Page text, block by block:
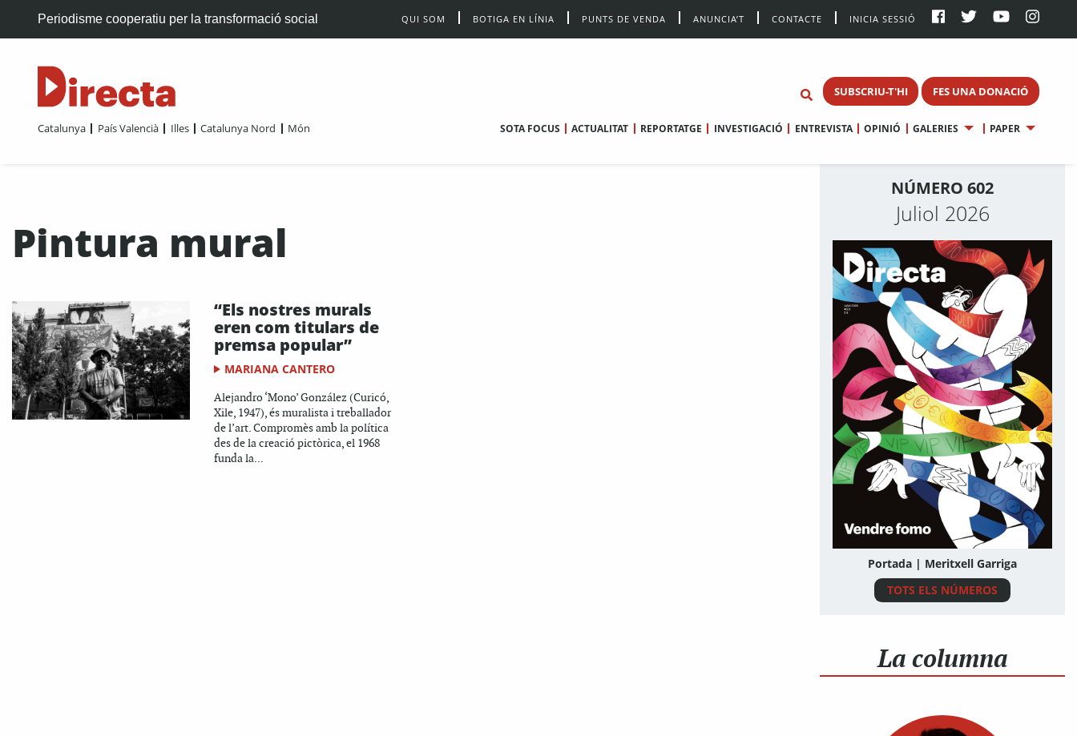
Periodisme cooperatiu per la transformació social QUI SOM BOTIGA EN LÍNIA PUNTS DE VENDA ANUNCIA’T CONTACTE INICIA SESSIÓ
SUBSCRIU-T'HI FES UNA DONACIÓ
Catalunya País Valencià Illes Catalunya Nord Món SOTA FOCUS ACTUALITAT REPORTATGE INVESTIGACIÓ ENTREVISTA OPINIÓ GALERIES PAPER
Pintura mural
“Els nostres murals
eren com titulars de
premsa popular”
MARIANA CANTERO
Alejandro ‘Mono’ González (Curicó,
Xile, 1947), és muralista i treballador
de l’art. Compromès amb la política
des de la creació pictòrica, el 1968
funda la...
NÚMERO 602
Juliol 2026
Portada | Meritxell Garriga
TOTS ELS NÚMEROS
La columna